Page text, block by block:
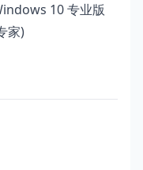
10 专业版
家)